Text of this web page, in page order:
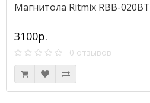
Магнитола Ritmix RBB-020BT
3100р.
0 отзывов